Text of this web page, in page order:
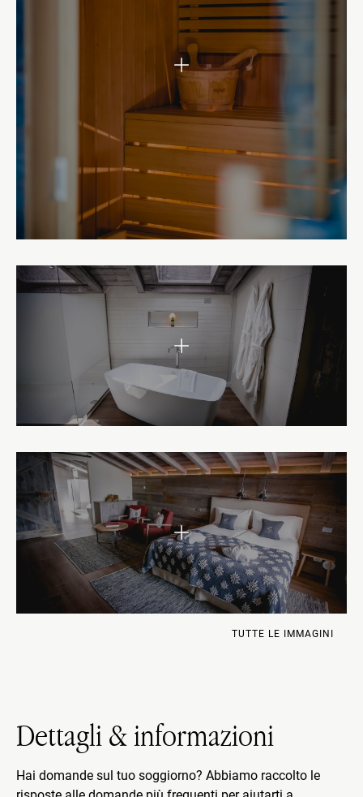
TUTTE LE IMMAGINI
Dettagli & informazioni
Hai domande sul tuo soggiorno? Abbiamo raccolto le